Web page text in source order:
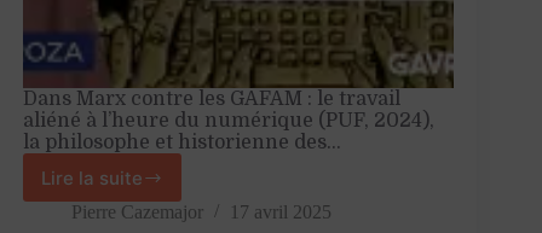
Dans Marx contre les GAFAM : le travail
aliéné à l’heure du numérique (PUF, 2024),
la philosophe et historienne des…
Lire la suite
«
Le
Pierre Cazemajor 17 avril 2025